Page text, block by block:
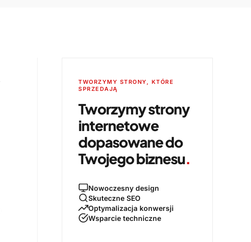
TWORZYMY STRONY, KTÓRE
SPRZEDAJĄ
Tworzymy strony
internetowe
dopasowane do
Twojego biznesu.
Nowoczesny design
Skuteczne SEO
Optymalizacja konwersji
Wsparcie techniczne